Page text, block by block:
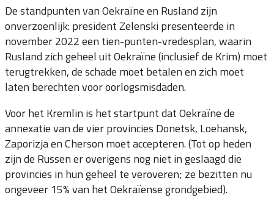
De standpunten van Oekraïne en Rusland zijn
onverzoenlijk: president Zelenski presenteerde in
november 2022 een tien-punten-vredesplan, waarin
Rusland zich geheel uit Oekraïne (inclusief de Krim) moet
terugtrekken, de schade moet betalen en zich moet
laten berechten voor oorlogsmisdaden.
Voor het Kremlin is het startpunt dat Oekraïne de
annexatie van de vier provincies Donetsk, Loehansk,
Zaporizja en Cherson moet accepteren. (Tot op heden
zijn de Russen er overigens nog niet in geslaagd die
provincies in hun geheel te veroveren; ze bezitten nu
ongeveer 15% van het Oekraïense grondgebied).